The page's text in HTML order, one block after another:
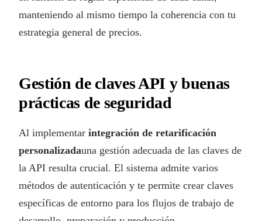
manteniendo al mismo tiempo la coherencia con tu
estrategia general de precios.
Gestión de claves API y buenas
prácticas de seguridad
Al implementar integración de retarificación
personalizadauna gestión adecuada de las claves de
la API resulta crucial. El sistema admite varios
métodos de autenticación y te permite crear claves
específicas de entorno para los flujos de trabajo de